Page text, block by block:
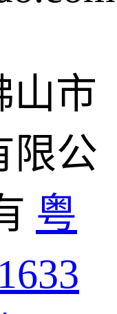
山市
限公
粤